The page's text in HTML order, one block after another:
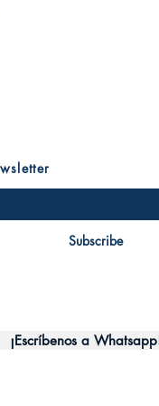
Subscribe
¡Escríbenos a